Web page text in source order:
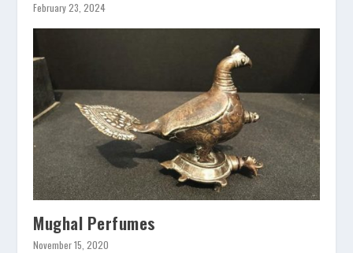
February 23, 2024
Mughal Perfumes
November 15, 2020